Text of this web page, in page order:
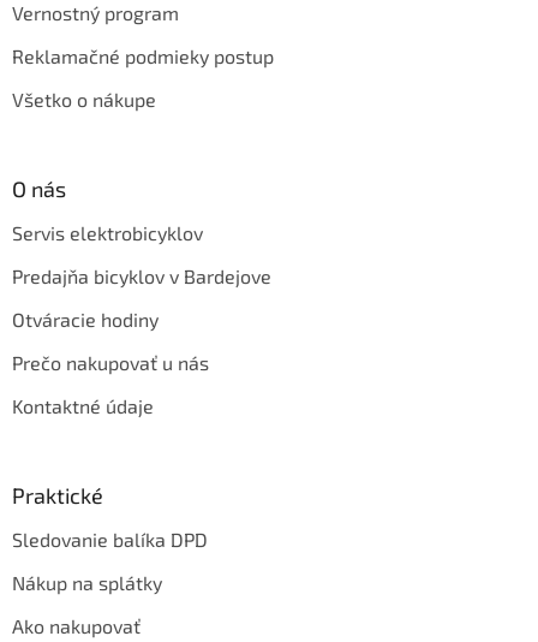
Vernostný program
Reklamačné podmieky postup
Všetko o nákupe
O nás
Servis elektrobicyklov
Predajňa bicyklov v Bardejove
Otváracie hodiny
Prečo nakupovať u nás
Kontaktné údaje
Praktické
Sledovanie balíka DPD
Nákup na splátky
Ako nakupovať